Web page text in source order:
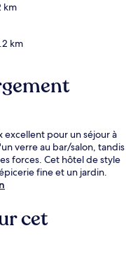
km
km
excellent pour un séjour à
verre au bar/salon, tandis
forces. Cet hôtel de style
fine et un jardin.
cet